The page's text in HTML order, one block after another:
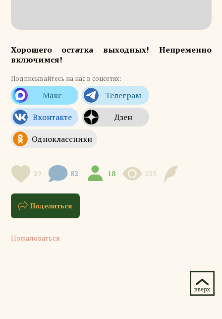
Хорошего остатка выходных! Непременно
включимся!
Подписывайтесь на нас в соцсетях:
29 82 18 233
Поделиться
Пожаловаться